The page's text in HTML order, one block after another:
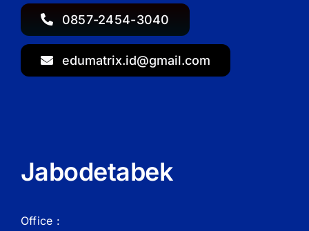
0857-2454-3040
edumatrix.id@gmail.com
Jabodetabek
Office :